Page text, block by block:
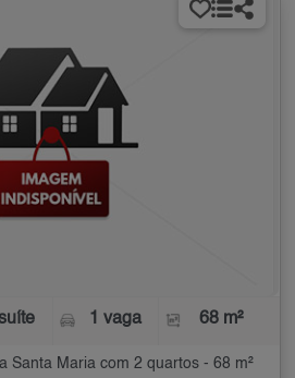
1 vaga 68 m²
Santa Maria com 2 quartos - 68 m²